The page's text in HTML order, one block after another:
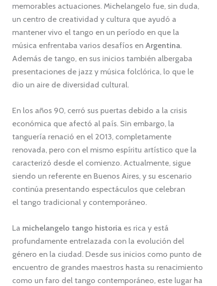
memorables actuaciones. Michelangelo fue, sin duda,
un centro de creatividad y cultura que ayudó a
mantener vivo el tango en un período en que la
música enfrentaba varios desafíos en Argentina.
Además de tango, en sus inicios también albergaba
presentaciones de jazz y música folclórica, lo que le
dio un aire de diversidad cultural.
En los años 90, cerró sus puertas debido a la crisis
económica que afectó al país. Sin embargo, la
tanguería renació en el 2013, completamente
renovada, pero con el mismo espíritu artístico que la
caracterizó desde el comienzo. Actualmente, sigue
siendo un referente en Buenos Aires, y su escenario
continúa presentando espectáculos que celebran
el tango tradicional y contemporáneo.
La michelangelo tango historia es rica y está
profundamente entrelazada con la evolución del
género en la ciudad. Desde sus inicios como punto de
encuentro de grandes maestros hasta su renacimiento
como un faro del tango contemporáneo, este lugar ha